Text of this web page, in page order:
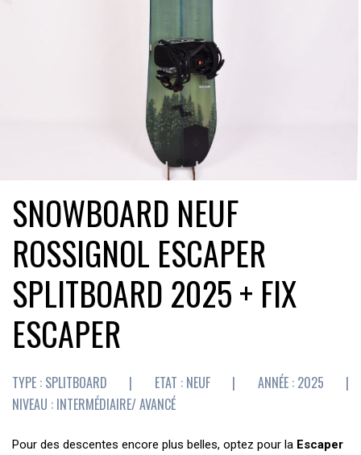
SNOWBOARD NEUF
ROSSIGNOL ESCAPER
SPLITBOARD 2025 + FIX
ESCAPER
TYPE : SPLITBOARD | ETAT : NEUF | ANNÉE : 2025
|
NIVEAU : INTERMÉDIAIRE/ AVANCÉ
Pour des descentes encore plus belles, optez pour la Escaper